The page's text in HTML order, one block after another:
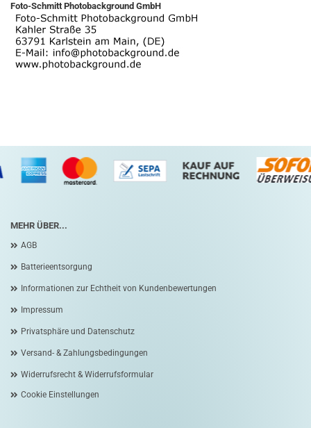
Foto-Schmitt Photobackground GmbH
MEHR ÜBER...
AGB
Batterieentsorgung
Informationen zur Echtheit von Kundenbewertungen
Impressum
Privatsphäre und Datenschutz
Versand- & Zahlungsbedingungen
Widerrufsrecht & Widerrufsformular
Cookie Einstellungen